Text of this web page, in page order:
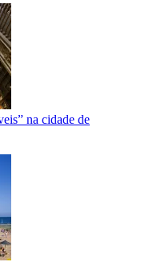
na cidade de